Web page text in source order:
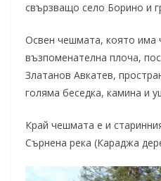
свързващо село Борино и
Освен чешмата, която има
възпоменателна плоча,
Златанов Авкатев,
голяма беседка, камина и
Край чешмата е и
Сърнена река (Караджа